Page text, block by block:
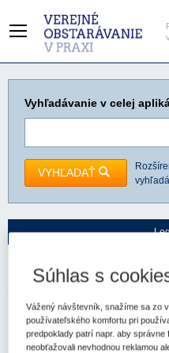
Vyhľadávanie v celej
VYHĽADAŤ
Judikáty
Uznanie dôvodu a
Okresný súd Ružomberok
Súhlas s
Vážený návštevník, snažíme sa zo
používateľského komfortu pri
predpoklady patrí napr. aby
neobťažovali nevhodnou reklamou